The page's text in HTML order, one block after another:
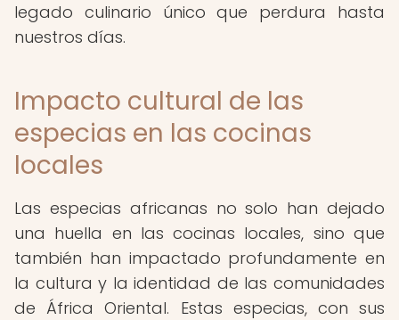
legado culinario único que perdura hasta
nuestros días.
Impacto cultural de las
especias en las cocinas
locales
Las especias africanas no solo han dejado
una huella en las cocinas locales, sino que
también han impactado profundamente en
la cultura y la identidad de las comunidades
de África Oriental. Estas especias, con sus